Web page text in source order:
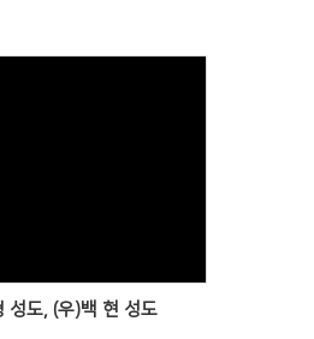
성도, (우)백 현 성도